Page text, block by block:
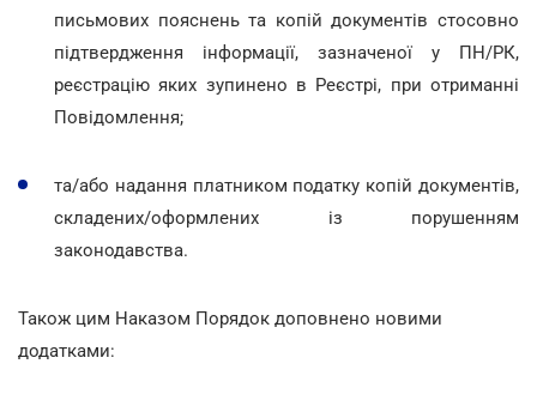
письмових пояснень та копій документів стосовно
підтвердження інформації, зазначеної у ПН/РК,
реєстрацію яких зупинено в Реєстрі, при отриманні
Повідомлення;
та/або надання платником податку копій документів,
складених/оформлених із порушенням
законодавства.
Також цим Наказом Порядок доповнено новими
додатками: